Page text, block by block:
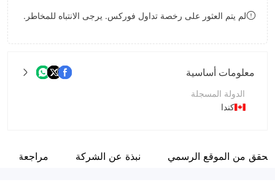
9 79
لم يتم العثور على رخصة تداول فوركس. يرجى الانتباه للمخاطر.
معلومات أساسية
الدولة المسجلة
كندا
اسم الشركة
من الموقع الرسمي نبذة عن الشركة مراجعة